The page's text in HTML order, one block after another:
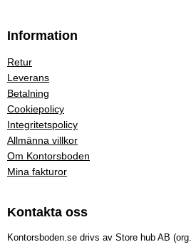
Information
Retur
Leverans
Betalning
Cookiepolicy
Integritetspolicy
Allmänna villkor
Om Kontorsboden
Mina fakturor
Kontakta oss
Kontorsboden.se drivs av Store hub AB